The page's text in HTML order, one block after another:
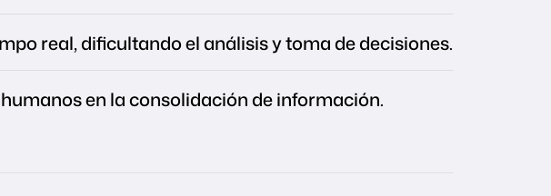
real, dificultando el análisis y toma de decisiones.
en la consolidación de información.